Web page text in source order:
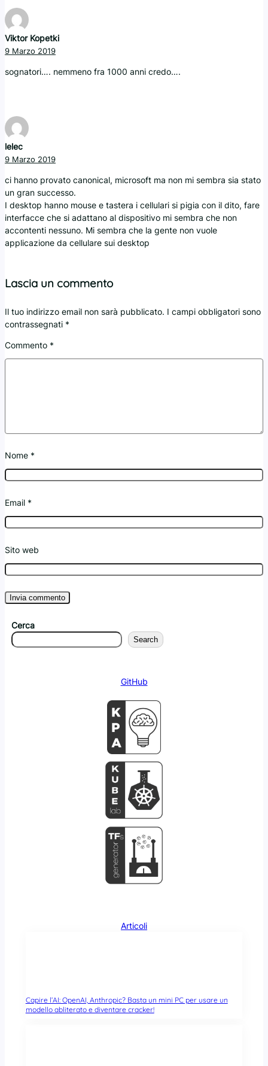
Viktor Kopetki
9 Marzo 2019
sognatori…. nemmeno fra 1000 anni credo….
lelec
9 Marzo 2019
ci hanno provato canonical, microsoft ma non mi sembra sia stato
un gran successo.
I desktop hanno mouse e tastera i cellulari si pigia con il dito, fare
interfacce che si adattano al dispositivo mi sembra che non
accontenti nessuno. Mi sembra che la gente non vuole
applicazione da cellulare sui desktop
Lascia un commento
Il tuo indirizzo email non sarà pubblicato. I campi obbligatori sono
contrassegnati *
Commento *
Nome *
Email *
Sito web
Cerca
Search
GitHub
Articoli
Capire l’AI: OpenAI, Anthropic? Basta un mini PC per usare un
modello abliterato e diventare cracker!